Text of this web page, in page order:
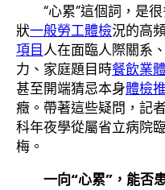
“心累”這個詞，是
狀一般勞工體檢況的高
項目人在面臨人際關系
力、家庭題目時餐飲業
甚至開端猜忌本身體檢
癥。帶著這些疑問，記
科年夜學從屬省立病院
梅。
一向“心累”，能否